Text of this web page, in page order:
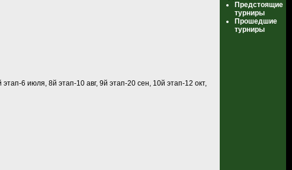
6 июля, 8й этап-10 авг, 9й этап-20 сен, 10й этап-12 окт,
Предстоящие
турниры
Прошедшие
турниры